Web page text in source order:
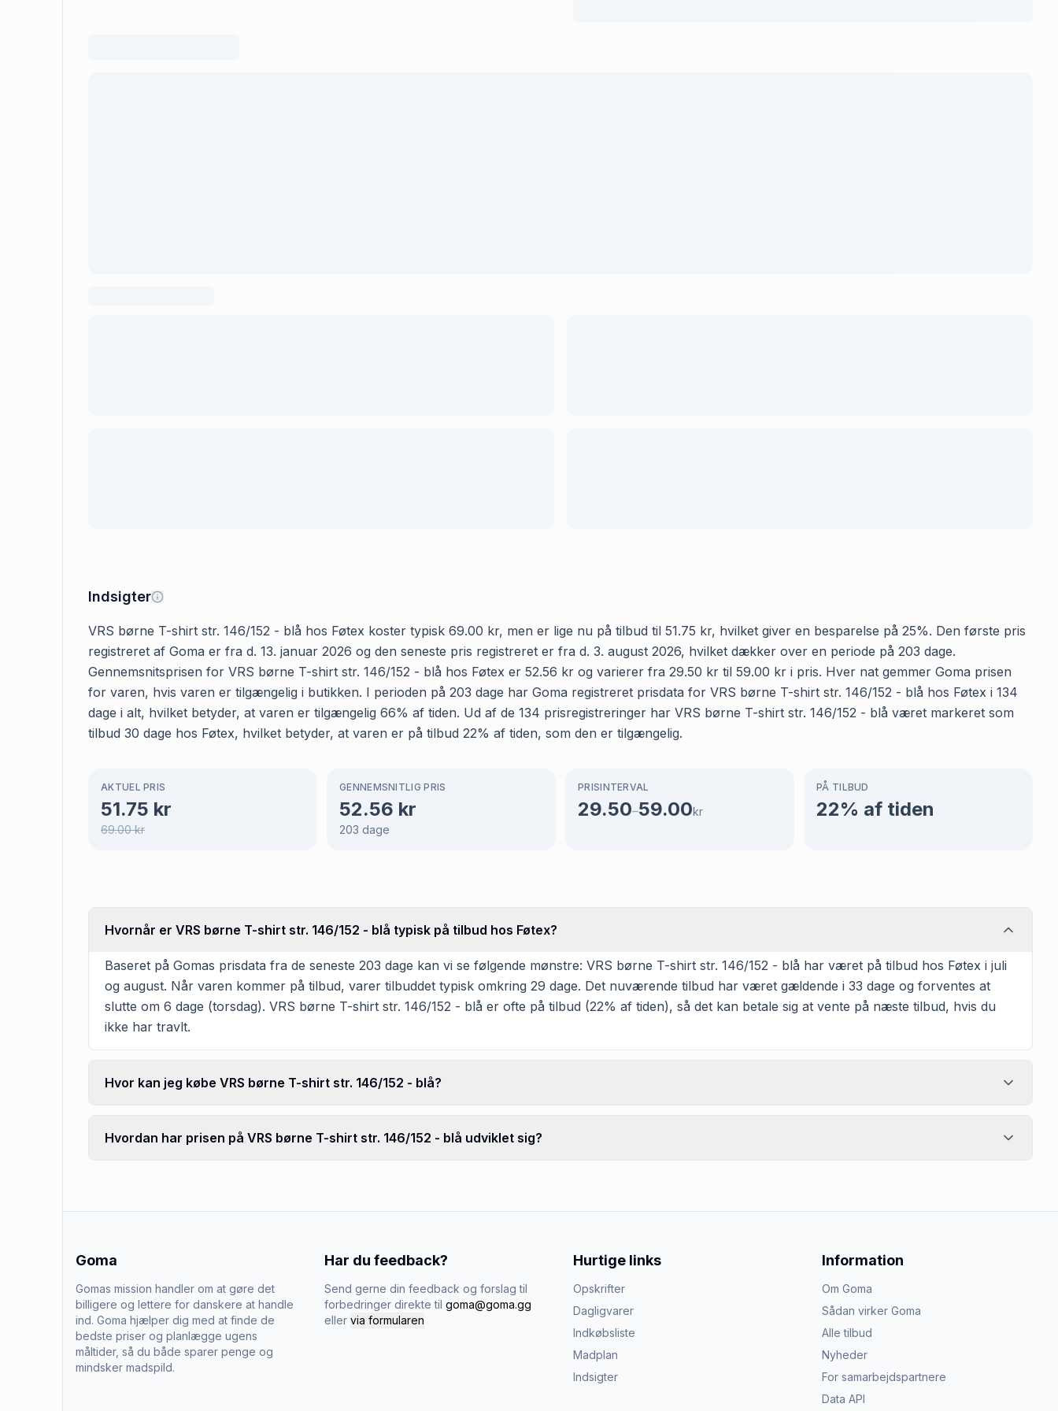
Indsigter
VRS børne T-shirt str. 146/152 - blå hos Føtex koster typisk 69.00 kr, men er lige nu på tilbud til 51.75 kr, hvilket giver en besparelse på 25%. Den første pris
registreret af Goma er fra d. 13. januar 2026 og den seneste pris registreret er fra d. 3. august 2026, hvilket dækker over en periode på 203 dage.
Gennemsnitsprisen for VRS børne T-shirt str. 146/152 - blå hos Føtex er 52.56 kr og varierer fra 29.50 kr til 59.00 kr i pris. Hver nat gemmer Goma prisen
for varen, hvis varen er tilgængelig i butikken. I perioden på 203 dage har Goma registreret prisdata for VRS børne T-shirt str. 146/152 - blå hos Føtex i 134
dage i alt, hvilket betyder, at varen er tilgængelig 66% af tiden. Ud af de 134 prisregistreringer har VRS børne T-shirt str. 146/152 - blå været markeret som
tilbud 30 dage hos Føtex, hvilket betyder, at varen er på tilbud 22% af tiden, som den er tilgængelig.
AKTUEL PRIS
51.75 kr
69.00kr
GENNEMSNITLIG PRIS
52.56 kr
203 dage
PRISINTERVAL
29.50–59.00kr
PÅ TILBUD
22% af tiden
Hvornår er VRS børne T-shirt str. 146/152 - blå typisk på tilbud hos Føtex?
Baseret på Gomas prisdata fra de seneste 203 dage kan vi se følgende mønstre: VRS børne T-shirt str. 146/152 - blå har været på tilbud hos Føtex i juli
og august. Når varen kommer på tilbud, varer tilbuddet typisk omkring 29 dage. Det nuværende tilbud har været gældende i 33 dage og forventes at
slutte om 6 dage (torsdag). VRS børne T-shirt str. 146/152 - blå er ofte på tilbud (22% af tiden), så det kan betale sig at vente på næste tilbud, hvis du
ikke har travlt.
Hvor kan jeg købe VRS børne T-shirt str. 146/152 - blå?
Hvordan har prisen på VRS børne T-shirt str. 146/152 - blå udviklet sig?
Goma
Gomas mission handler om at gøre det
billigere og lettere for danskere at handle
ind. Goma hjælper dig med at finde de
bedste priser og planlægge ugens
måltider, så du både sparer penge og
mindsker madspild.
Har du feedback?
Send gerne din feedback og forslag til
forbedringer direkte til goma@goma.gg
eller via formularen
Hurtige links
Opskrifter
Dagligvarer
Indkøbsliste
Madplan
Indsigter
Information
Om Goma
Sådan virker Goma
Alle tilbud
Nyheder
For samarbejdspartnere
Data API